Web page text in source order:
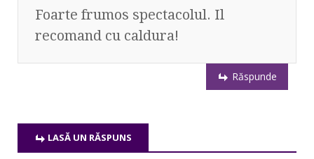
Foarte frumos spectacolul. Il
recomand cu caldura!
Răspunde
LASĂ UN RĂSPUNS